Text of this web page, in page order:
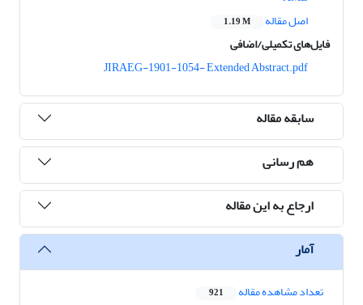
اصل مقاله
1.19 M
فایل‌های تکمیلی/اضافی
JIRAEG-1901-1054- Extended Abstract.pdf
سابقه مقاله
هم رسانی
ارجاع به این مقاله
آمار
تعداد مشاهده مقاله 921